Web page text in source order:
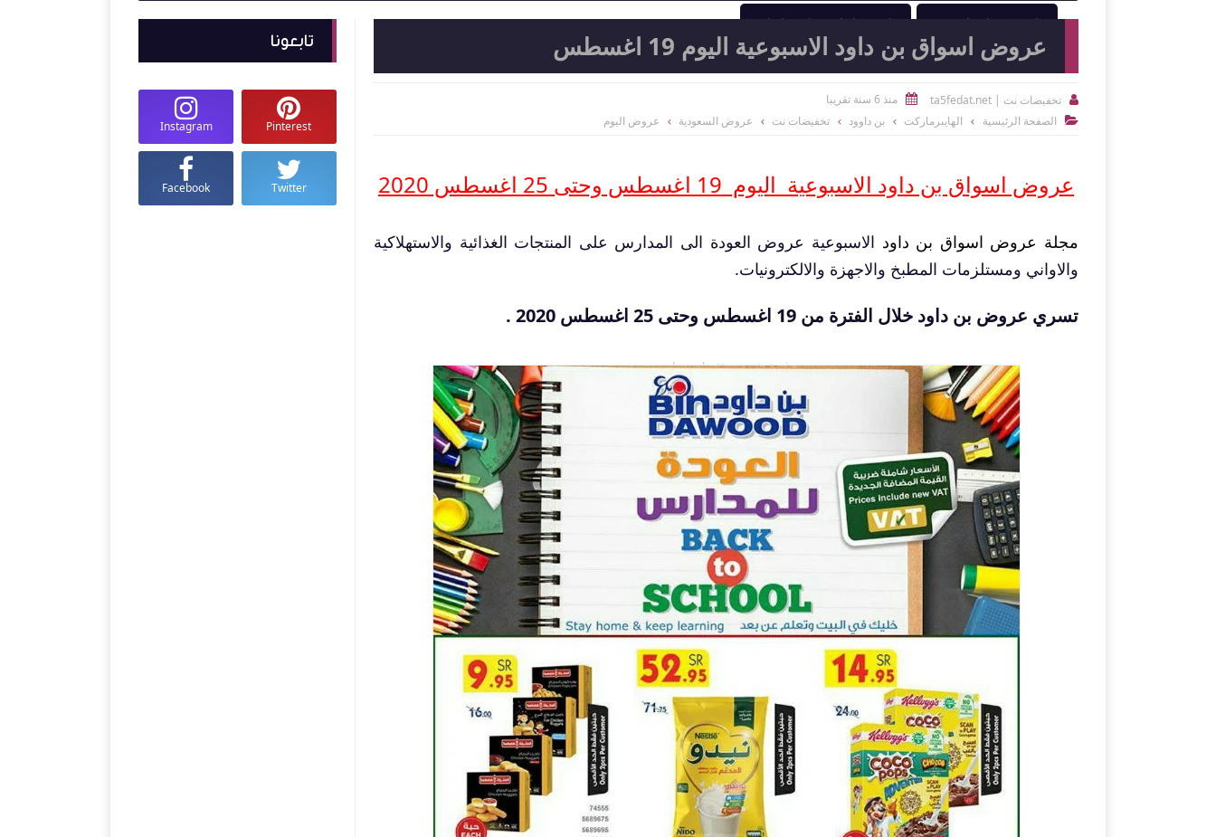
النوادي الرياضية الصيدليات والمعامل
عروض اسواق بن داود الاسبوعية اليوم 19 اغسطس
 تخفيضات نت | ta5fedat.net  منذ 6 سنة تقريبا
 الصفحة الرئيسية الهايبرماركت بن داوود تخفيضات نت عروض السعودية عروض اليوم
عروض اسواق بن داود الاسبوعية اليوم 19 اغسطس وحتى 25 اغسطس 2020
مجلة عروض اسواق بن داود الاسبوعية عروض العودة الى المدارس على المنتجات الغذائية والاستهلاكية
والاواني ومستلزمات المطبخ والاجهزة والالكترونيات.
تسري عروض بن داود خلال الفترة من 19 اغسطس وحتى 25 اغسطس 2020 .
فروع وعروض وتخفيضات بن داود
تابعونا
Pinterest
Instagram
Twitter
Facebook